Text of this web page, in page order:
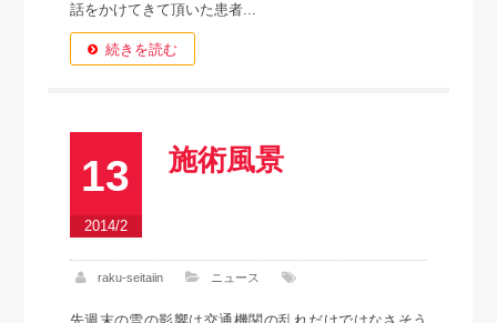
話をかけてきて頂いた患者...
続きを読む
13
2014/2
施術風景
raku-seitaiin ニュース